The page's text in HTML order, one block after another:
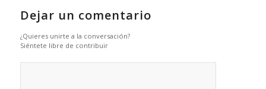
Dejar un comentario
¿Quieres unirte a la conversación?
Siéntete libre de contribuir